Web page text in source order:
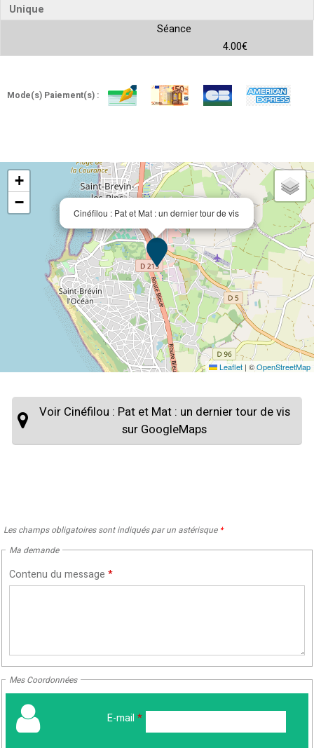
Unique
Séance
4.00€
Mode(s) Paiement(s) :
Cinéfilou : Pat et Mat : un dernier tour de vis
+
−
Leaflet | ©OpenStreetMap
Voir Cinéfilou : Pat et Mat : un dernier tour de vis
sur GoogleMaps
Les champs obligatoires sont indiqués par un astérisque *
Ma demande
Contenu du message *
Mes Coordonnées
E-mail *